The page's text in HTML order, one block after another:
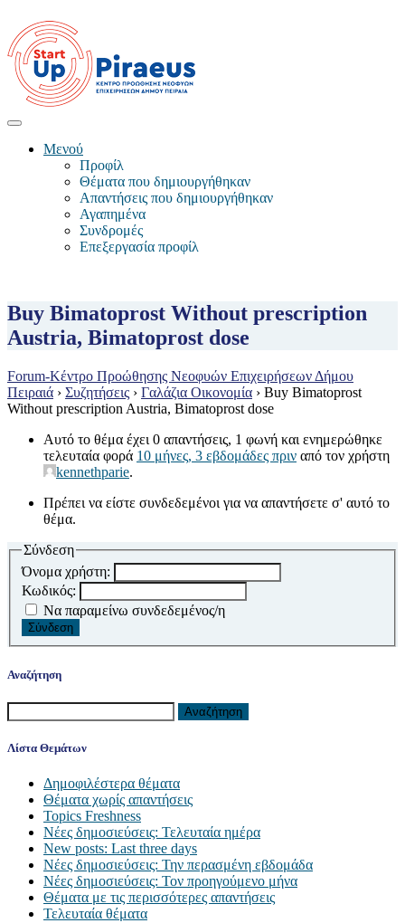
Μενού
Προφίλ
Θέματα που δημιουργήθηκαν
Απαντήσεις που δημιουργήθηκαν
Αγαπημένα
Συνδρομές
Επεξεργασία προφίλ
Buy Bimatoprost Without prescription
Austria, Bimatoprost dose
Forum-Κέντρο Προώθησης Νεοφυών Επιχειρήσεων Δήμου
Πειραιά › Συζητήσεις › Γαλάζια Οικονομία › Buy Bimatoprost
Without prescription Austria, Bimatoprost dose
Αυτό το θέμα έχει 0 απαντήσεις, 1 φωνή και ενημερώθηκε
τελευταία φορά 10 μήνες, 3 εβδομάδες πριν από τον χρήστη
kennethparie.
Πρέπει να είστε συνδεδεμένοι για να απαντήσετε σ' αυτό το
θέμα.
Σύνδεση
Όνομα χρήστη:
Κωδικός:
Να παραμείνω συνδεδεμένος/η
Σύνδεση
Αναζήτηση
Αναζήτηση
για:
Λίστα Θεμάτων
Δημοφιλέστερα θέματα
Θέματα χωρίς απαντήσεις
Topics Freshness
Νέες δημοσιεύσεις: Τελευταία ημέρα
New posts: Last three days
Νέες δημοσιεύσεις: Την περασμένη εβδομάδα
Νέες δημοσιεύσεις: Τον προηγούμενο μήνα
Θέματα με τις περισσότερες απαντήσεις
Τελευταία θέματα